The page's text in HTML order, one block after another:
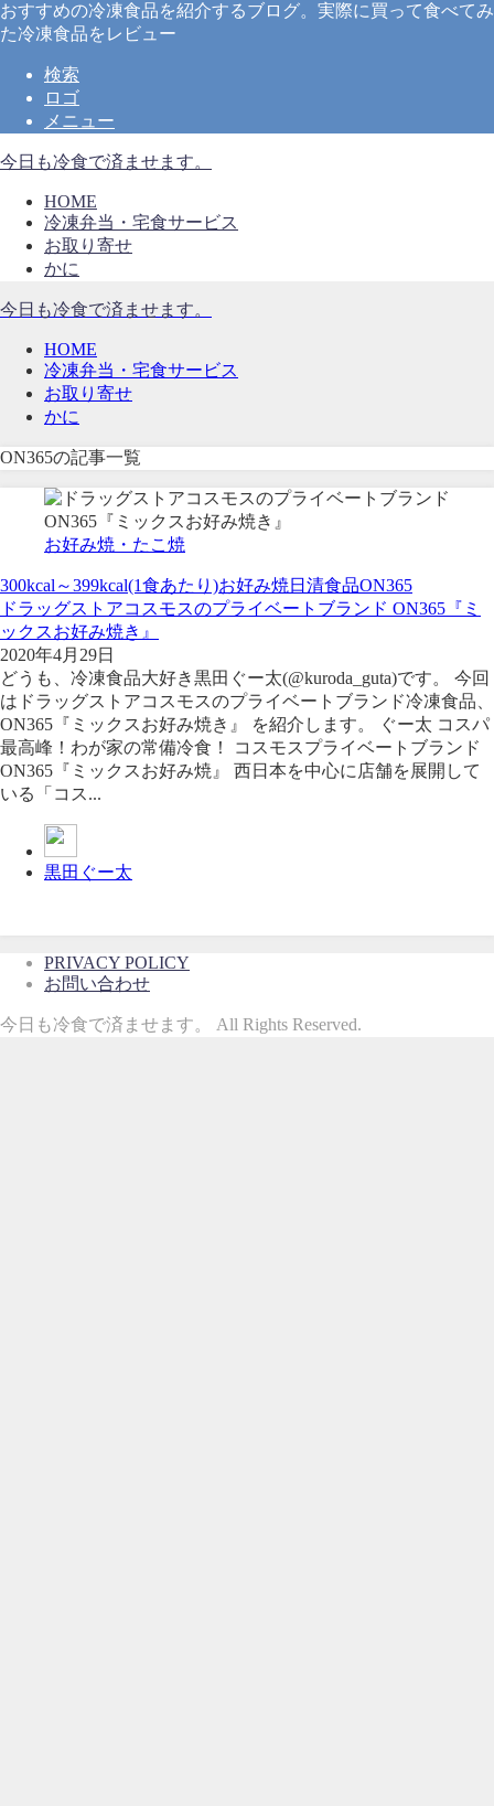
おすすめの冷凍食品を紹介するブログ。実際に買って食べてみ
た冷凍食品をレビュー
検索
ロゴ
メニュー
今日も冷食で済ませます。
HOME
冷凍弁当・宅食サービス
お取り寄せ
かに
今日も冷食で済ませます。
HOME
冷凍弁当・宅食サービス
お取り寄せ
かに
ON365の記事一覧
お好み焼・たこ焼
300kcal～399kcal(1食あたり)お好み焼日清食品ON365
ドラッグストアコスモスのプライベートブランド ON365『ミ
ックスお好み焼き』
2020年4月29日
どうも、冷凍食品大好き黒田ぐー太(@kuroda_guta)です。 今回
はドラッグストアコスモスのプライベートブランド冷凍食品、
ON365『ミックスお好み焼き』 を紹介します。 ぐー太 コスパ
最高峰！わが家の常備冷食！ コスモスプライベートブランド
ON365『ミックスお好み焼』 西日本を中心に店舗を展開して
いる「コス...
黒田ぐー太
PRIVACY POLICY
お問い合わせ
今日も冷食で済ませます。 All Rights Reserved.